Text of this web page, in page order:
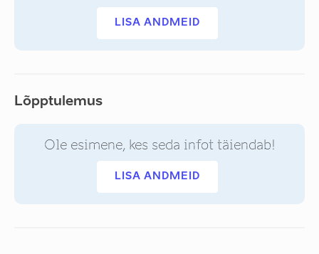
LISA ANDMEID
Lõpptulemus
Ole esimene, kes seda infot täiendab!
LISA ANDMEID